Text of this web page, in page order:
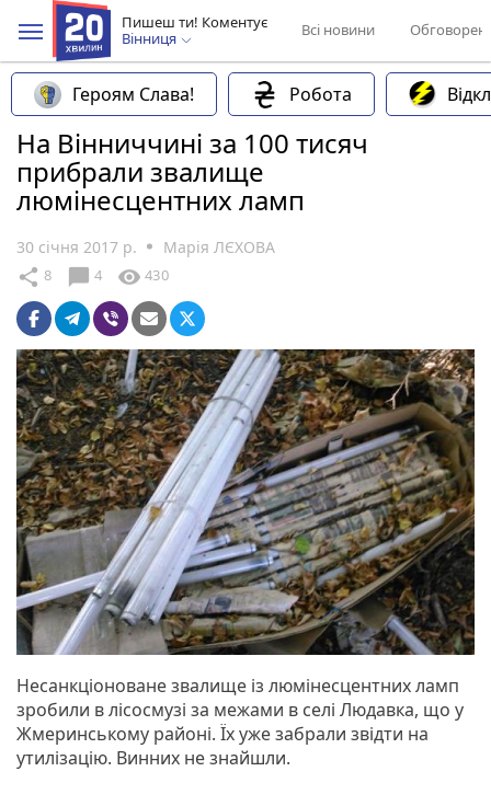
Пишеш ти! Коментує
Вінниця
Всі новини
Героям Слава! Робота
На Вінниччині за 100 тисяч
прибрали звалище
люмінесцентних ламп
30 січня 2017 р. Марія ЛЄХОВА
share 8 chat_bubble 4 visibility 430
Несанкціоноване звалище із люмінесцентних ламп
зробили в лісосмузі за межами в селі Людавка, що у
Жмеринському районі. Їх уже забрали звідти на
утилізацію. Винних не знайшли.